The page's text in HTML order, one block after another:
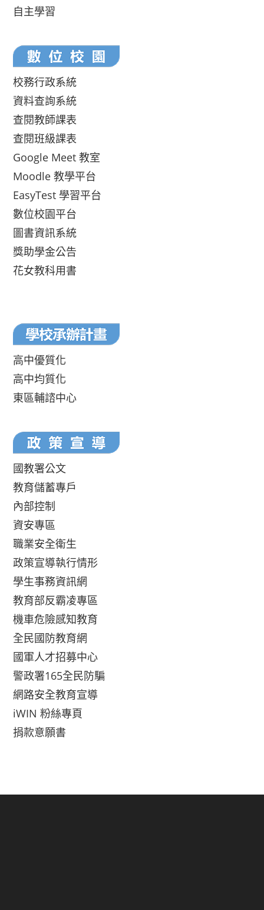
自主學習
校務行政系統
資料查詢系統
查閱教師課表
查閱班級課表
Google Meet 教室
Moodle 教學平台
EasyTest 學習平台
數位校園平台
圖書資訊系統
獎助學金公告
花女教科用書
高中優質化
高中均質化
東區輔諮中心
國教署公文
教育儲蓄專戶
內部控制
資安專區
職業安全衛生
政策宣導執行情形
學生事務資訊網
教育部反霸凌專區
機車危險感知教育
全民國防教育網
國軍人才招募中心
警政署165全民防騙
網路安全教育宣導
iWIN 粉絲專頁
捐款意願書